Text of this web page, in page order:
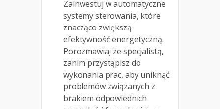
Zainwestuj w automatyczne
systemy sterowania, które
znacząco zwiększą
efektywność energetyczną.
Porozmawiaj ze specjalistą,
zanim przystąpisz do
wykonania prac, aby uniknąć
problemów związanych z
brakiem odpowiednich